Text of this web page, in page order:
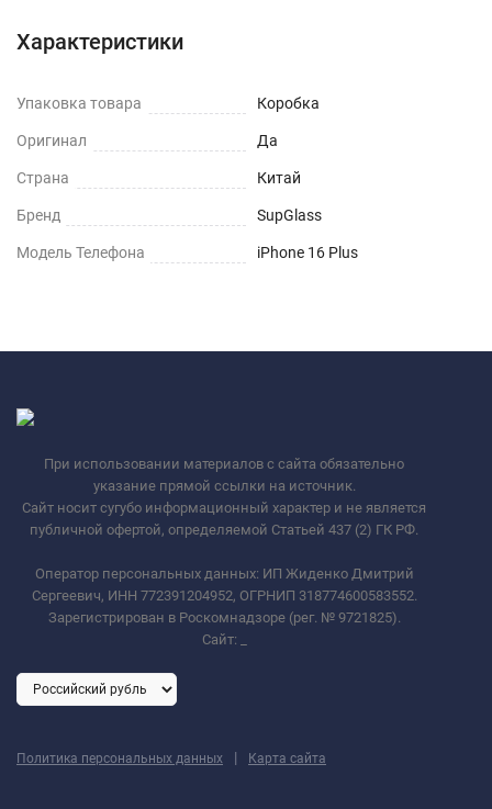
Характеристики
Упаковка товара Коробка
Оригинал Да
Страна Китай
Бренд SupGlass
Модель Телефона iPhone 16 Plus
При использовании материалов с сайта обязательно
указание прямой ссылки на источник.
Сайт носит сугубо информационный характер и не является
публичной офертой, определяемой Статьей 437 (2) ГК РФ.
Оператор персональных данных: ИП Жиденко Дмитрий
Сергеевич, ИНН 772391204952, ОГРНИП 318774600583552.
Зарегистрирован в Роскомнадзоре (рег. № 9721825).
Сайт:
Политика персональных данных | Карта сайта